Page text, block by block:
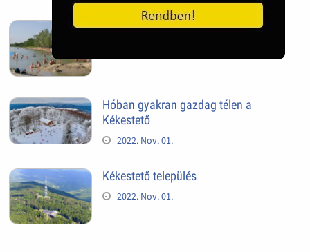
Sándorfalva, Nádastó
Hóban gyakran gazdag télen a
Kékestető
2022. Nov. 01.
Kékestető település
2022. Nov. 01.